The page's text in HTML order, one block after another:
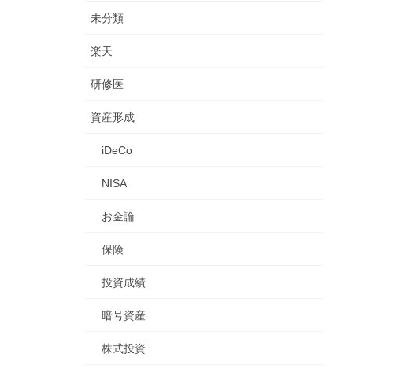
未分類
楽天
研修医
資産形成
iDeCo
NISA
お金論
保険
投資成績
暗号資産
株式投資